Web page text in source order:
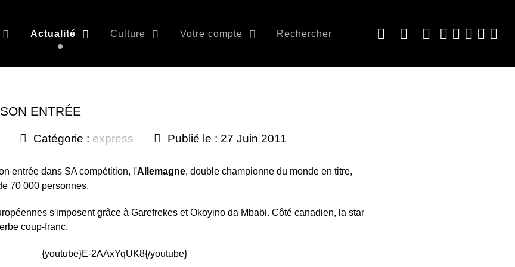
Actualité Culture Votre compte Rechercher
ENTRÉE
Catégorie : express Publié le : 27 Juin 2011
entrée dans SA compétition, l'Allemagne, double championne du monde en titre,
70 000 personnes.
s'imposent grâce à Garefrekes et Okoyino da Mbabi. Côté canadien, la star
coup-franc.
{youtube}E-2AAxYqUK8{/youtube}